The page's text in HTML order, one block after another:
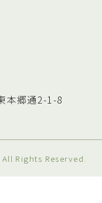
本郷通2-1-8
All Rights Reserved.